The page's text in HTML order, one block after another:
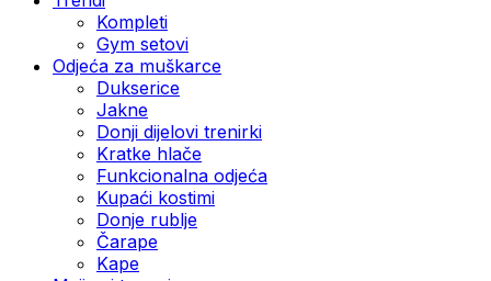
Kompleti
Gym setovi
Odjeća za muškarce
Dukserice
Jakne
Donji dijelovi trenirki
Kratke hlače
Funkcionalna odjeća
Kupaći kostimi
Donje rublje
Čarape
Kape